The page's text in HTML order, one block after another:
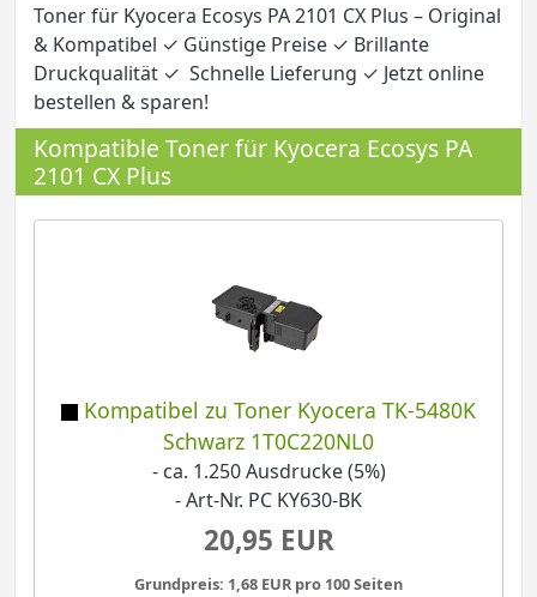
Toner für Kyocera Ecosys PA 2101 CX Plus – Original
& Kompatibel ✓ Günstige Preise ✓ Brillante
Druckqualität ✓ Schnelle Lieferung ✓ Jetzt online
bestellen & sparen!
Kompatible Toner für Kyocera Ecosys PA
2101 CX Plus
Kompatibel zu Toner Kyocera TK-5480K
Schwarz 1T0C220NL0
- ca. 1.250 Ausdrucke (5%)
- Art-Nr. PC KY630-BK
20,95 EUR
Grundpreis: 1,68 EUR pro 100 Seiten